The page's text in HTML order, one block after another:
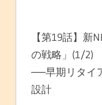
【第19話】新
の戦略」(1/2)
──早期リタイ
設計